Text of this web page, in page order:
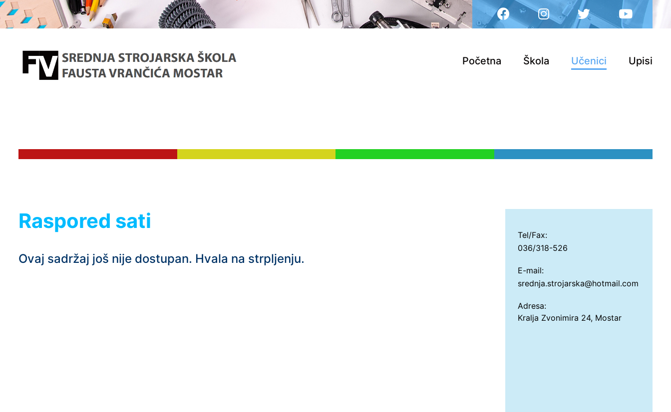
Početna Škola Učenici Upisi
Raspored sati
Ovaj sadržaj još nije dostupan. Hvala na strpljenju.
Tel/Fax:
036/318-526
E-mail:
srednja.strojarska@hotmail.com
Adresa:
Kralja Zvonimira 24, Mostar